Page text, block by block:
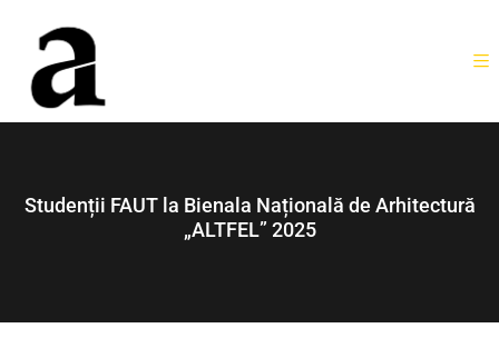
Studenții FAUT la Bienala Națională de Arhitectură
„ALTFEL” 2025